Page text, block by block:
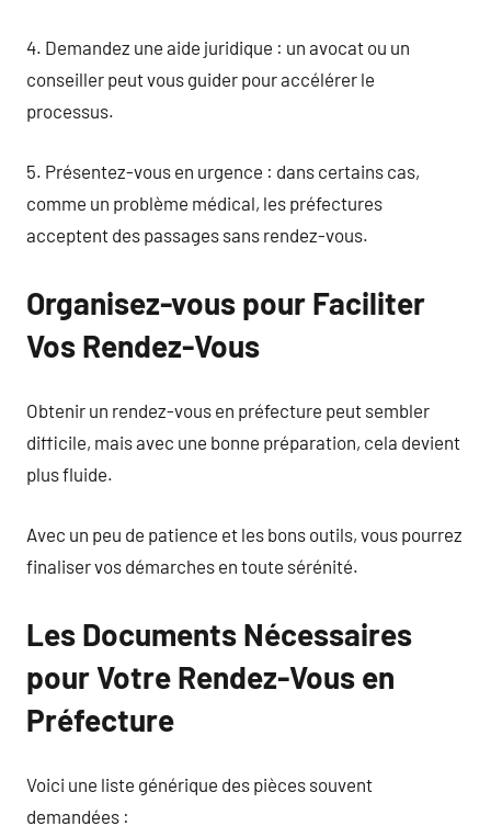
4. Demandez une aide juridique : un avocat ou un
conseiller peut vous guider pour accélérer le
processus.
5. Présentez-vous en urgence : dans certains cas,
comme un problème médical, les préfectures
acceptent des passages sans rendez-vous.
Organisez-vous pour Faciliter
Vos Rendez-Vous
Obtenir un rendez-vous en préfecture peut sembler
difficile, mais avec une bonne préparation, cela devient
plus fluide.
Avec un peu de patience et les bons outils, vous pourrez
finaliser vos démarches en toute sérénité.
Les Documents Nécessaires
pour Votre Rendez-Vous en
Préfecture
Voici une liste générique des pièces souvent
demandées :